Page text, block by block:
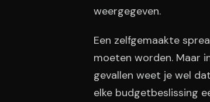
weergegeven.
Een zelfgemaakte
moeten worden. Maar
gevallen weet je wel
elke budgetbeslissing